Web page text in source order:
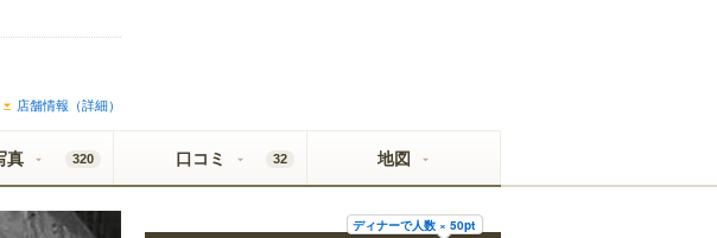
店舗情報（詳細）
真 320 口コミ 32 地図
ディナーで人数 × 50pt